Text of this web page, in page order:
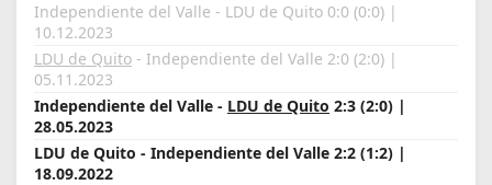
Independiente del Valle - LDU de Quito 0:0 (0:0) |
10.12.2023
LDU de Quito - Independiente del Valle 2:0 (2:0) |
05.11.2023
Independiente del Valle - LDU de Quito 2:3 (2:0) |
28.05.2023
LDU de Quito - Independiente del Valle 2:2 (1:2) |
18.09.2022